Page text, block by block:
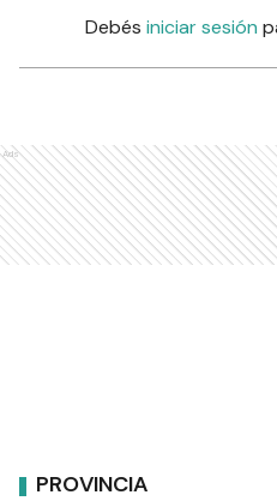
Debés iniciar sesión
Ads
PROVINCIA